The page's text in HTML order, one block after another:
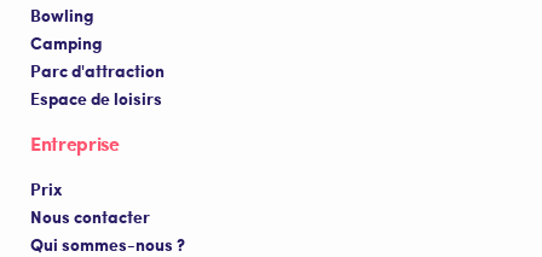
Bowling
Camping
Parc d'attraction
Espace de loisirs
Entreprise
Prix
Nous contacter
Qui sommes-nous ?